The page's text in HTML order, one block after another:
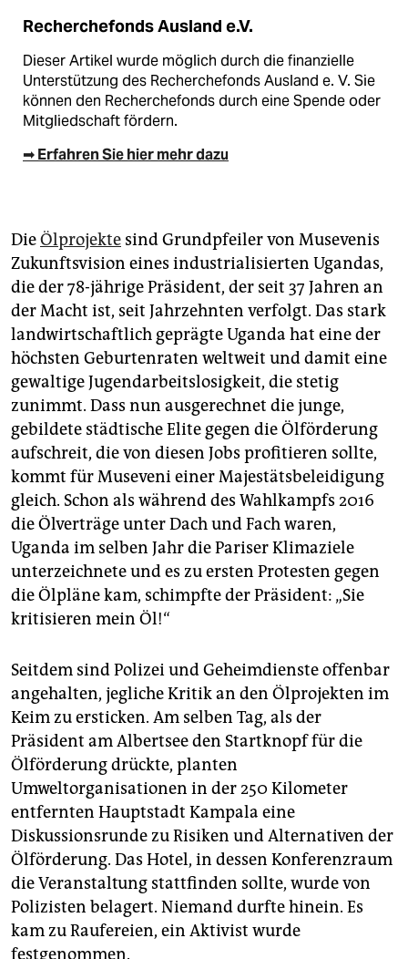
Recherchefonds Ausland e.V.
Dieser Artikel wurde möglich durch die finanzielle
Unterstützung des Recherchefonds Ausland e. V. Sie
können den Recherchefonds durch eine Spende oder
Mitgliedschaft fördern.
➡ Erfahren Sie hier mehr dazu
DieÖlprojekte sind Grundpfeiler von Musevenis
Zukunftsvision eines industrialisierten Ugandas,
die der 78-jährige Präsident, der seit 37 Jahren an
der Macht ist, seit Jahrzehnten verfolgt. Das stark
landwirtschaftlich geprägte Uganda hat eine der
höchsten Geburtenraten weltweit und damit eine
gewaltige Jugendarbeitslosigkeit, die stetig
zunimmt. Dass nun ausgerechnet die junge,
gebildete städtische Elite gegen die Ölförderung
aufschreit, die von diesen Jobs profitieren sollte,
kommt für Museveni einer Majestätsbeleidigung
gleich. Schon als während des Wahlkampfs 2016
die Ölverträge unter Dach und Fach waren,
Uganda im selben Jahr die Pariser Klimaziele
unterzeichnete und es zu ersten Protesten gegen
die Ölpläne kam, schimpfte der Präsident: „Sie
kritisieren mein Öl!“
Seitdem sind Polizei und Geheimdienste offenbar
angehalten, jegliche Kritik an den Ölprojekten im
Keim zu ersticken. Am selben Tag, als der
Präsident am Albertsee den Startknopf für die
Ölförderung drückte, planten
Umweltorganisationen in der 250 Kilometer
entfernten Hauptstadt Kampala eine
Diskussionsrunde zu Risiken und Alternativen der
Ölförderung. Das Hotel, in dessen Konferenzraum
die Veranstaltung stattfinden sollte, wurde von
Polizisten belagert. Niemand durfte hinein. Es
kam zu Raufereien, ein Aktivist wurde
festgenommen.